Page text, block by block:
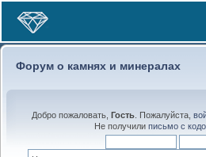
Форум о камнях и минералах
Добро пожаловать, Гость. Пожалуйста,
Не получили письмо с